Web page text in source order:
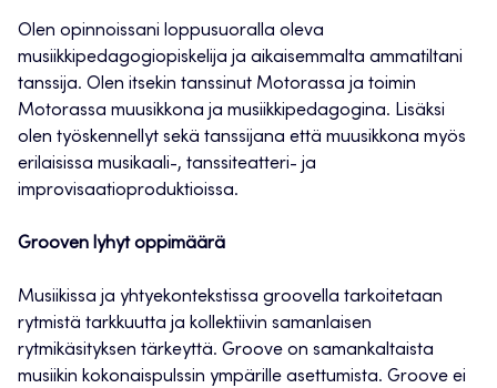
Olen opinnoissani loppusuoralla oleva
musiikkipedagogiopiskelija ja aikaisemmalta ammatiltani
tanssija. Olen itsekin tanssinut Motorassa ja toimin
Motorassa muusikkona ja musiikkipedagogina. Lisäksi
olen työskennellyt sekä tanssijana että muusikkona myös
erilaisissa musikaali-, tanssiteatteri- ja
improvisaatioproduktioissa.
Grooven lyhyt oppimäärä
Musiikissa ja yhtyekontekstissa groovella tarkoitetaan
rytmistä tarkkuutta ja kollektiivin samanlaisen
rytmikäsityksen tärkeyttä. Groove on samankaltaista
musiikin kokonaispulssin ympärille asettumista. Groove ei